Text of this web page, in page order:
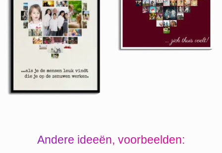
Andere ideeën, voorbeelden: